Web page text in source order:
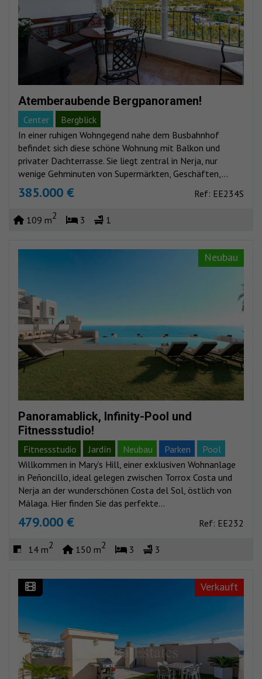
Atemberaubende Bergpanoramen!
Center
Bergblick
In einer ruhigen Wohngegend nahe dem Busbahnhof
befindet sich diese schöne Wohnung mit Balkon und
privater Dachterrasse. Sie liegt zentral in Nerja, nur
wenige Gehminuten von Supermärkten, Geschäften,...
385.000 € Ref: EE234S
109 m2 3 1
Neubau
Panoramablick, Infinity-Pool und
Fitnessstudio!
Fitnessstudio Jardín Neubau Parken
Pool
Meerblick
Bergblick
Willkommen in Mary’s Hill, einer exklusiven Wohnanlage
in Peñoncillo, ideal gelegen zwischen Torrox Costa und
Nerja an der wunderschönen Costa del Sol, östlich von
Málaga. Hier finden Sie das perfekte...
479.000 € Ref: EE232
14 m2 150 m2 3 3
Verkauft